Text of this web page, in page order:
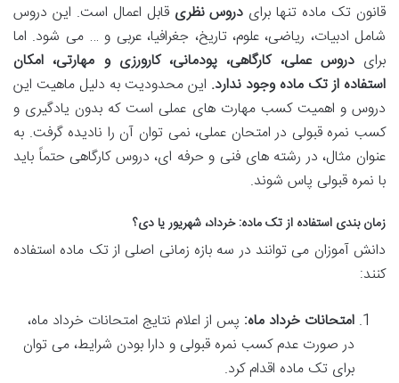
قانون تک ماده تنها برای دروس نظری قابل اعمال است. این دروس
شامل ادبیات، ریاضی، علوم، تاریخ، جغرافیا، عربی و … می شود. اما
برایدروس عملی، کارگاهی، پودمانی، کارورزی و مهارتی، امکان
استفاده از تک ماده وجود ندارد. این محدودیت به دلیل ماهیت این
دروس و اهمیت کسب مهارت های عملی است که بدون یادگیری و
کسب نمره قبولی در امتحان عملی، نمی توان آن را نادیده گرفت. به
عنوان مثال، در رشته های فنی و حرفه ای، دروس کارگاهی حتماً باید
با نمره قبولی پاس شوند.
زمان بندی استفاده از تک ماده: خرداد، شهریور یا دی؟
دانش آموزان می توانند در سه بازه زمانی اصلی از تک ماده استفاده
کنند:
امتحانات خرداد ماه: پس از اعلام نتایج امتحانات خرداد ماه،
در صورت عدم کسب نمره قبولی و دارا بودن شرایط، می توان
برای تک ماده اقدام کرد.